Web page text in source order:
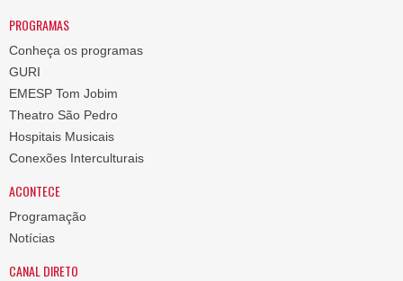
PROGRAMAS
Conheça os programas
GURI
EMESP Tom Jobim
Theatro São Pedro
Hospitais Musicais
Conexões Interculturais
ACONTECE
Programação
Notícias
CANAL DIRETO